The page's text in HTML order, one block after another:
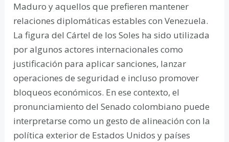
Maduro y aquellos que prefieren mantener
relaciones diplomáticas estables con Venezuela.
La figura del Cártel de los Soles ha sido utilizada
por algunos actores internacionales como
justificación para aplicar sanciones, lanzar
operaciones de seguridad e incluso promover
bloqueos económicos. En ese contexto, el
pronunciamiento del Senado colombiano puede
interpretarse como un gesto de alineación con la
política exterior de Estados Unidos y países